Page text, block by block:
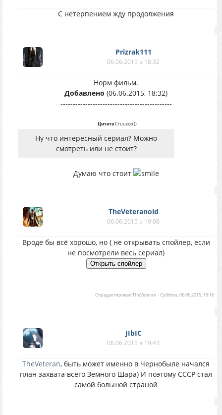
С нетерпением жду продолжения
Prizrak111
06.06.2015 в 18:32
Норм фильм.
Добавлено (06.06.2015, 18:32)
---------------------------------------------
ЦитатаCruuzoo()
Ну что интересный сериал? Можно
смотреть или не стоит?
Думаю что стоит
TheVeteranoid
06.06.2015 в 19:08
Вроде бы всё хорошо, но ( не открывать спойлер, если
не посмотрели весь сериал)
ОтредактировалTheVeteran -Суббота, 06.06.2015, 19:16
JIbIC
06.06.2015 в 19:43
TheVeteran, быть может именно в Чернобыле начался
план захвата всего Земного Шара) И поэтому СССР стал
самой большой страной